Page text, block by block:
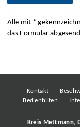
Alle mit *
das Formular
Kontakt
Bedienhilfen
Kreis Mettmann,